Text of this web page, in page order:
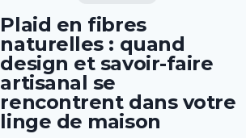
Plaid en fibres
naturelles : quand
design et savoir-faire
artisanal se
rencontrent dans votre
linge de maison